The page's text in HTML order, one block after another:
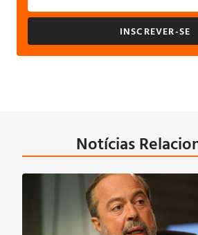
INSCREVER-SE
Notícias